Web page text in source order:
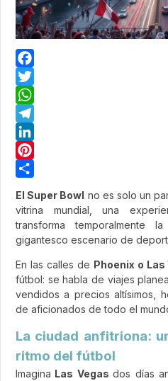
Facebook
Twitter
WhatsApp
Telegram
LinkedIn
Pinterest
El Super Bowl no es solo un
vitrina mundial, una
transforma temporalmente
gigantesco escenario de
En las calles de Phoenix o Las
fútbol: se habla de viajes
vendidos a precios altísimos,
de aficionados de todo el
La ciudad anfitriona:
ritmo del fútbol
Imagina Las Vegasdos días